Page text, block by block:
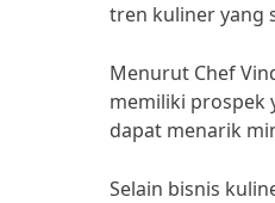
tren kuliner yang
Menurut Chef
memiliki prospek
dapat menarik
Selain bisnis